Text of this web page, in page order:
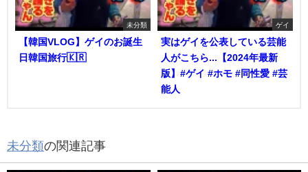
未分類
【韓国VLOG】ゲイのお誕生
日韓国旅行🇰🇷
ゲイ
実はゲイを公表している芸能
人がこちら...【2024年最新
版】#ゲイ #ホモ #同性愛 #芸
能人
未分類の関連記事